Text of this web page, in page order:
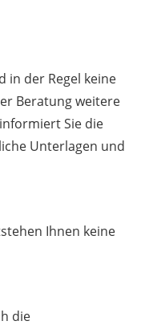
in der Regel keine
Beratung weitere
Sie die
Unterlagen und
Ihnen keine
die